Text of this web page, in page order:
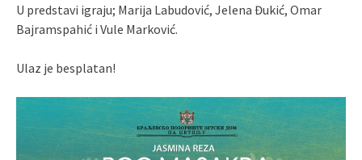
U predstavi igraju; Marija Labudović, Jelena Đukić, Omar
Bajramspahić i Vule Marković.
Ulaz je besplatan!